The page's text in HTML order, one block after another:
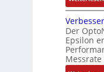
E
n
t
w
i
c
e
n
A
r
b
e
n
x
p
a
n
i
n
g
a
n
g
Der
Epsilon